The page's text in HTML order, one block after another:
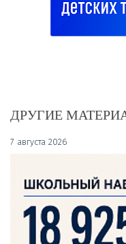
ДРУГИЕ
7 августа 2026